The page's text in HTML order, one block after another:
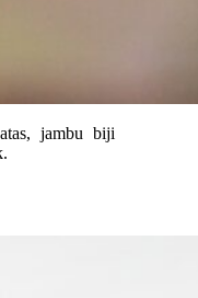
jambu biji